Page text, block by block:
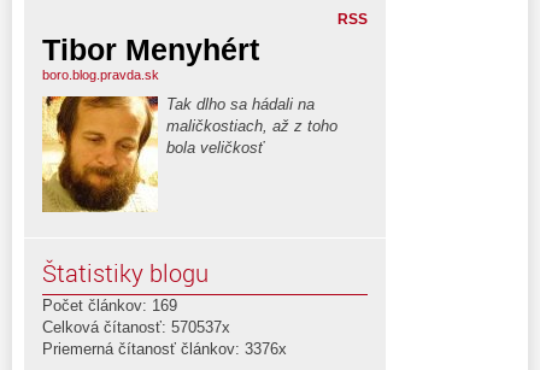
RSS
Tibor Menyhért
boro.blog.pravda.sk
Tak dlho sa hádali na
maličkostiach, až z toho
bola veličkosť
Štatistiky blogu
Počet článkov: 169
Celková čítanosť: 570537x
Priemerná čítanosť článkov: 3376x